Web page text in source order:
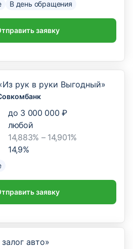
В день обращения
заявку
рук в руки Выгодный»
до 3 000 000 ₽
любой
14,883% – 14,901%
14,9%
заявку
авто»